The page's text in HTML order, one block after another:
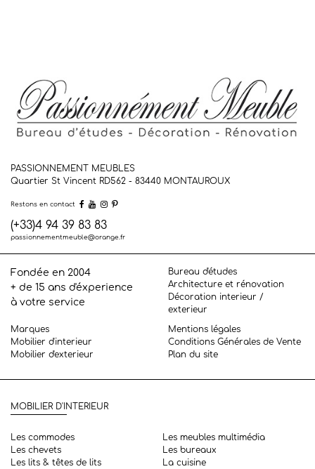
PASSIONNEMENT MEUBLES
Quartier St Vincent RD562 - 83440 MONTAUROUX
Restons en contact
(+33)4 94 39 83 83
passionnementmeuble@orange.fr
Fondée en 2004
+ de 15 ans d'éxperience
à votre service
Bureau d'études
Architecture et rénovation
Décoration interieur /
exterieur
Marques
Mobilier d'interieur
Mobilier d'exterieur
Mentions légales
Conditions Générales de Vente
Plan du site
MOBILIER D'INTERIEUR
Les commodes
Les chevets
Les lits & têtes de lits
Les meubles multimédia
Les bureaux
La cuisine